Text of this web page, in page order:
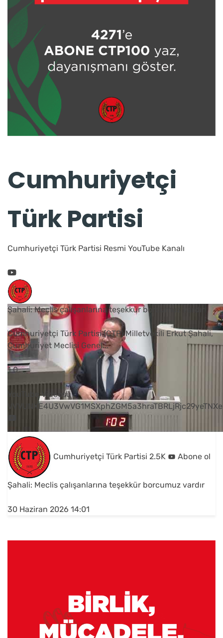
Cumhuriyetçi
Türk Partisi
Cumhuriyetçi Türk Partisi Resmi YouTube Kanalı
Şahali: Meclis çalışanlarına teşekkür borcumuz vardır
Cumhuriyetçi Türk Partisi (CTP) Milletvekili Erkut Şahali,
Cumhuriyet Meclisi Genel...
1 0
YouTube Videosu
Cumhuriyetçi Türk Partisi 2.5K Abone ol
Şahali: Meclis çalışanlarına teşekkür borcumuz vardır
30 Haziran 2026 14:01